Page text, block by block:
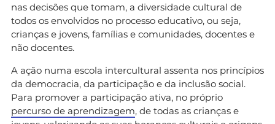
nas decisões que tomam, a diversidade cultural de
todos os envolvidos no processo educativo, ou seja,
crianças e jovens, famílias e comunidades, docentes e
não docentes.
A ação numa escola intercultural assenta nos princípios
da democracia, da participação e da inclusão social.
Para promover a participação ativa, no próprio
percurso de aprendizagem, de todas as crianças e